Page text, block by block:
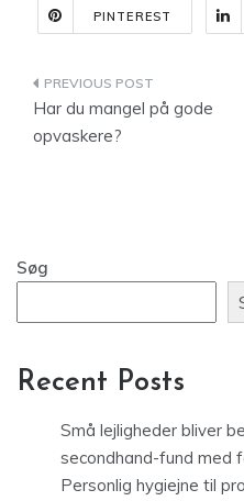
PINTEREST
Har du mangel på gode
opvaskere?
Søg
Recent Posts
Små lejligheder bliver
secondhand-fund med
Personlig hygiejne til